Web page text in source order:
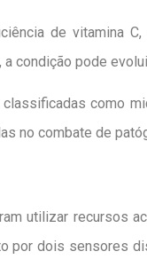
de vitamina
condição pode
como
no combate de
utilizar recursos
dois sensores